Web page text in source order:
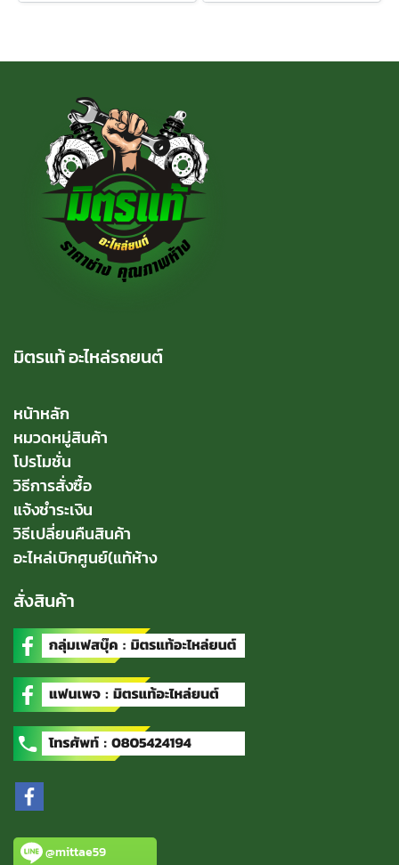
มิตรแท้ อะไหล่รถยนต์
หน้าหลัก
หมวดหมู่สินค้า
โปรโมชั่น
วิธีการสั่งซื้อ
แจ้งชำระเงิน
วิธีเปลี่ยนคืนสินค้า
อะไหล่เบิกศูนย์(แท้ห้าง
สั่งสินค้า
@mittae59